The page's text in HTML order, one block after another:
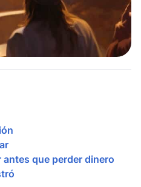
antes que perder dinero